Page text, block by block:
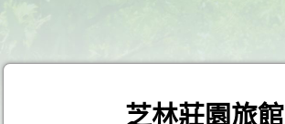
芝林莊園旅館